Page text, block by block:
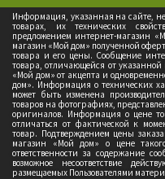
Информация, указанная на сайте,
товарах, их технических
предложением интернет-магазин
магазин «Мой дом» полученной
товара и его цены. Сообщение
товара, отличающейся от указанной
«Мой дом» от акцепта и
дом». Информация о технических
может быть изменена
товаров на фотографиях,
оригиналов. Информация о цене
отличаться от фактической к
товар. Подтверждением цены
магазин «Мой дом» о цене
ответственности за содержание
возможное несоответствие
размещаемых Пользователями